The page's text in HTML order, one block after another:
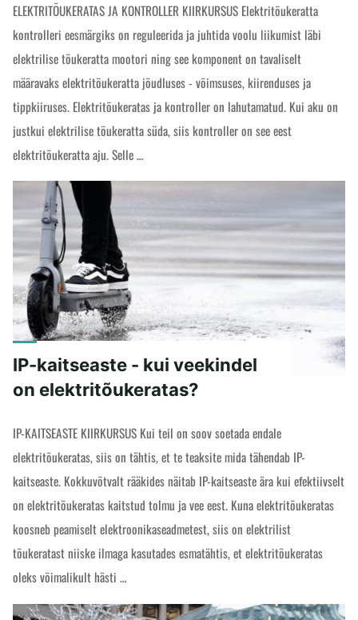
ELEKTRITÕUKERATAS JA KONTROLLER KIIRKURSUS Elektritõukeratta
kontrolleri eesmärgiks on reguleerida ja juhtida voolu liikumist läbi
elektrilise tõukeratta mootori ning see komponent on tavaliselt
määravaks elektritõukeratta jõudluses - võimsuses, kiirenduses ja
tippkiiruses. Elektritõukeratas ja kontroller on lahutamatud. Kui aku on
justkui elektrilise tõukeratta süda, siis kontroller on see eest
elektritõukeratta aju. Selle …
READ MORE"Kontroller
ja
elektritõukeratas
-
mis
on
kontroller?"
IP-kaitseaste - kui veekindel
on elektritõukeratas?
IP-KAITSEASTE KIIRKURSUS Kui teil on soov soetada endale
elektritõukeratas, siis on tähtis, et te teaksite mida tähendab IP-
kaitseaste. Kokkuvõtvalt rääkides näitab IP-kaitseaste ära kui efektiivselt
on elektritõukeratas kaitstud tolmu ja vee eest. Kuna elektritõukeratas
koosneb peamiselt elektroonikaseadmetest, siis on elektrilist
tõukeratast niiske ilmaga kasutades esmatähtis, et elektritõukeratas
oleks võimalikult hästi …